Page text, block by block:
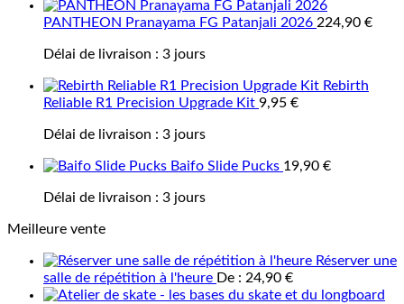
PANTHEON Pranayama FG Patanjali 2026 224,90 €
Délai de livraison : 3 jours
Rebirth
Reliable R1 Precision Upgrade Kit 9,95 €
Délai de livraison : 3 jours
Baifo Slide Pucks 19,90 €
Délai de livraison : 3 jours
Meilleure vente
Réserver une
salle de répétition à l'heure De : 24,90 €